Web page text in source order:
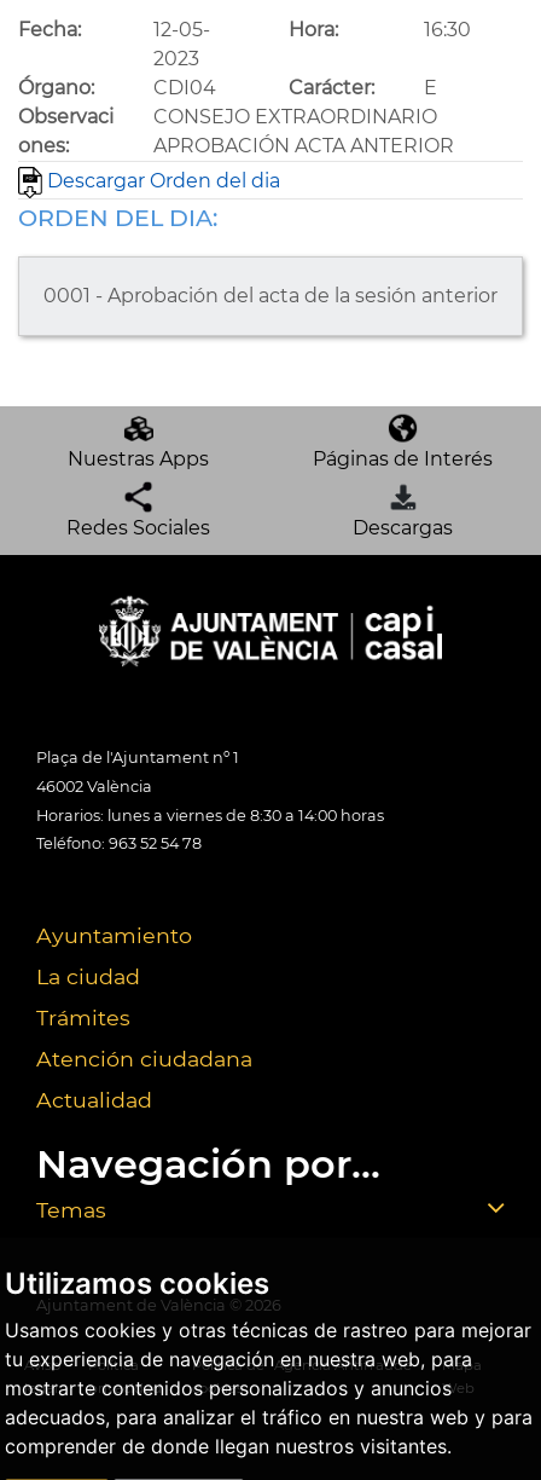
Utilizamos cookies
Usamos cookies y otras técnicas de rastreo para mejorar
tu experiencia de navegación en nuestra web, para
mostrarte contenidos personalizados y anuncios
adecuados, para analizar el tráfico en nuestra web y para
comprender de donde llegan nuestros visitantes.
Fecha:
12-05-
2023
Hora: 16:30
Órgano: CDI04 Carácter:
E
Observaci
ones:
CONSEJO EXTRAORDINARIO
APROBACIÓN ACTA ANTERIOR
Descargar Orden del dia
ORDEN DEL DIA:
0001 - Aprobación del acta de la sesión anterior
Nuestras Apps Páginas de Interés
Redes Sociales Descargas
Plaça de l'Ajuntament nº 1
46002 València
Horarios: lunes a viernes de 8:30 a 14:00 horas
Teléfono: 963 52 54 78
Ayuntamiento
La ciudad
Trámites
Atención ciudadana
Actualidad
Navegación por...
Temas
Ajuntament de València © 2026
Aviso
legal
Política
privacidad
Política de
cookies
Agencia Antifraude
Mapa
Web